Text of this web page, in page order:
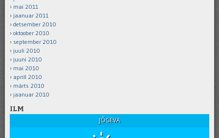
mai 2011
jaanuar 2011
detsember 2010
oktoober 2010
september 2010
juuli 2010
juuni 2010
mai 2010
aprill 2010
märts 2010
jaanuar 2010
ILM
JÕGEVA